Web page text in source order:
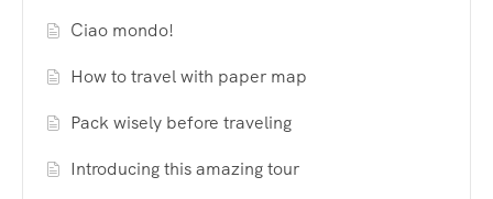
Ciao mondo!
How to travel with paper map
Pack wisely before traveling
Introducing this amazing tour